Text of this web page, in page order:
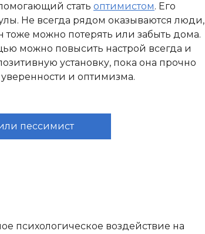
стать оптимистом. Его
Не всегда рядом оказываются люди,
тоже можно потерять или забыть дома.
можно повысить настрой всегда и
установку, пока она прочно
и оптимизма.
пессимист
психологическое воздействие на